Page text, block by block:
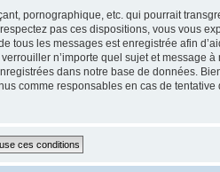
pornographique, etc. qui pourrait
pas ces dispositions, vous vous
tous les messages est enregistrée afin
n’importe quel sujet et message
dans notre base de données.
comme responsables en cas de